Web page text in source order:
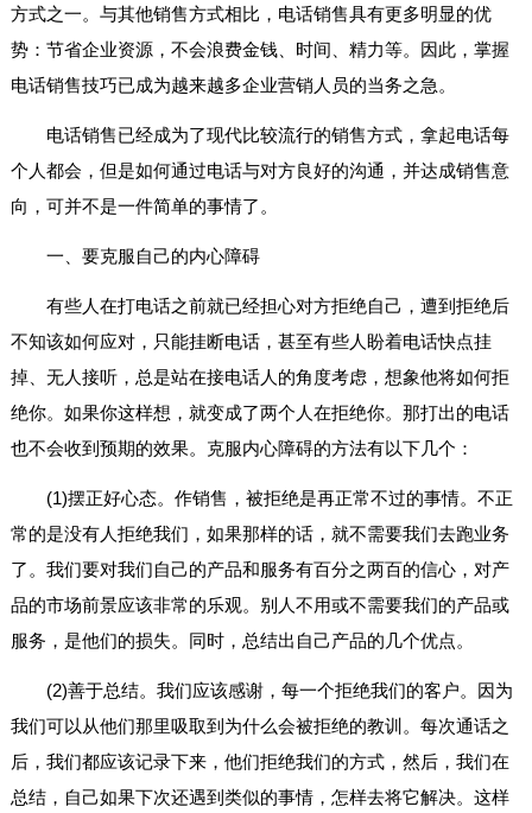
方式之一。与其他销售方式相比，电话销售具有更多明显的优
势：节省企业资源，不会浪费金钱、时间、精力等。因此，掌握
电话销售技巧已成为越来越多企业营销人员的当务之急。
电话销售已经成为了现代比较流行的销售方式，拿起电话每
个人都会，但是如何通过电话与对方良好的沟通，并达成销售意
向，可并不是一件简单的事情了。
一、要克服自己的内心障碍
有些人在打电话之前就已经担心对方拒绝自己，遭到拒绝后
不知该如何应对，只能挂断电话，甚至有些人盼着电话快点挂
掉、无人接听，总是站在接电话人的角度考虑，想象他将如何拒
绝你。如果你这样想，就变成了两个人在拒绝你。那打出的电话
也不会收到预期的效果。克服内心障碍的方法有以下几个：
(1)摆正好心态。作销售，被拒绝是再正常不过的事情。不正
常的是没有人拒绝我们，如果那样的话，就不需要我们去跑业务
了。我们要对我们自己的产品和服务有百分之两百的信心，对产
品的市场前景应该非常的乐观。别人不用或不需要我们的产品或
服务，是他们的损失。同时，总结出自己产品的几个优点。
(2)善于总结。我们应该感谢，每一个拒绝我们的客户。因为
我们可以从他们那里吸取到为什么会被拒绝的教训。每次通话之
后，我们都应该记录下来，他们拒绝我们的方式，然后，我们在
总结，自己如果下次还遇到类似的事情，怎样去将它解决。这样